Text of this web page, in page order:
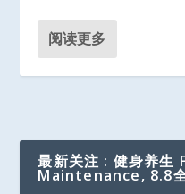
阅读更多
最新关注 : 健身养
Maintenance, 8.8